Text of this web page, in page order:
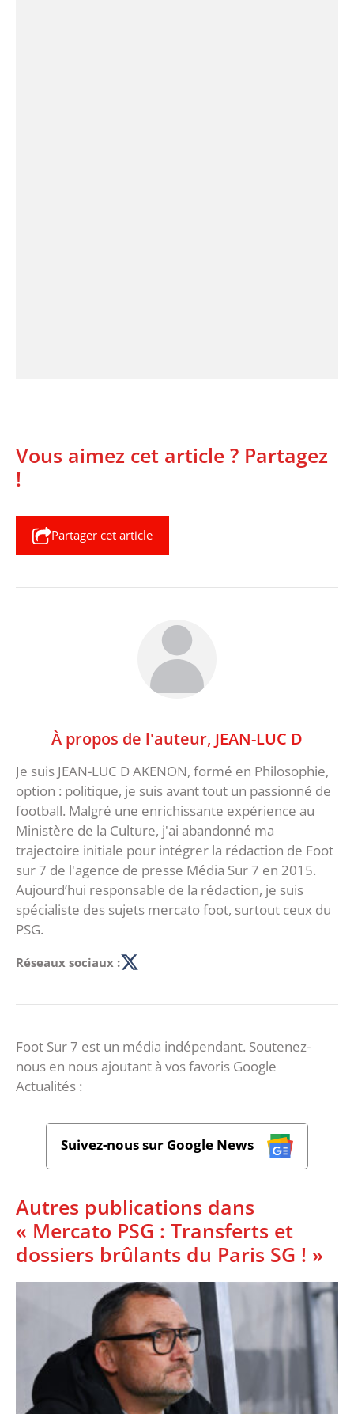
Vous aimez cet article ? Partagez
!
Partager cet article
À propos de l'auteur, JEAN-LUC D
Je suis JEAN-LUC D AKENON, formé en Philosophie,
option : politique, je suis avant tout un passionné de
football. Malgré une enrichissante expérience au
Ministère de la Culture, j'ai abandonné ma
trajectoire initiale pour intégrer la rédaction de Foot
sur 7 de l'agence de presse Média Sur 7 en 2015.
Aujourd’hui responsable de la rédaction, je suis
spécialiste des sujets mercato foot, surtout ceux du
PSG.
Réseaux sociaux :
Foot Sur 7 est un média indépendant. Soutenez-
nous en nous ajoutant à vos favoris Google
Actualités :
Suivez-nous sur Google News
Autres publications dans
« Mercato PSG : Transferts et
dossiers brûlants du Paris SG ! »